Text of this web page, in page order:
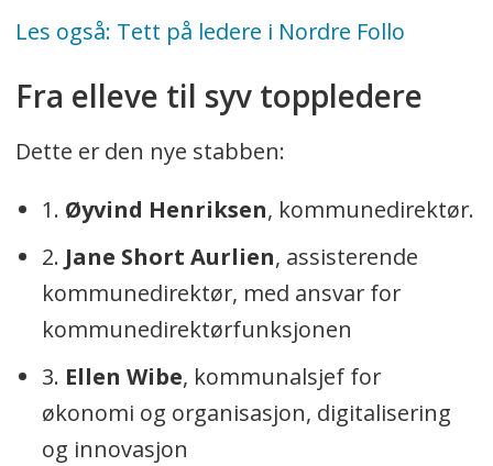
Les også: Tett på ledere i Nordre Follo
Fra elleve til syv toppledere
Dette er den nye stabben:
1. Øyvind Henriksen, kommunedirektør.
2. Jane Short Aurlien, assisterende
kommunedirektør, med ansvar for
kommunedirektørfunksjonen
3. Ellen Wibe, kommunalsjef for
økonomi og organisasjon, digitalisering
og innovasjon